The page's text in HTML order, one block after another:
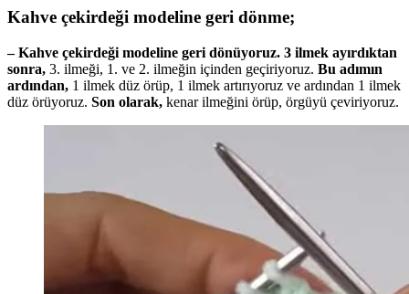
Kahve çekirdeği modeline geri dönme;
– Kahve çekirdeği modeline geri dönüyoruz. 3 ilmek ayırdıktan
sonra, 3. ilmeği, 1. ve 2. ilmeğin içinden geçiriyoruz. Bu adımın
ardından, 1 ilmek düz örüp, 1 ilmek artırıyoruz ve ardından 1 ilmek
düz örüyoruz. Son olarak, kenar ilmeğini örüp, örgüyü çeviriyoruz.